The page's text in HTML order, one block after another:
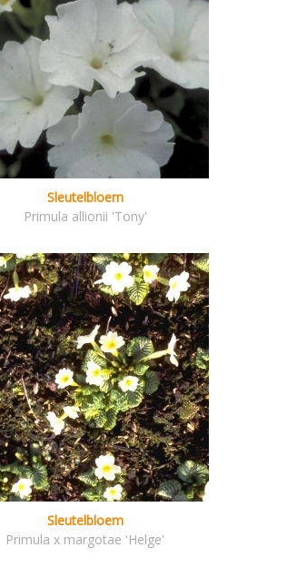
Sleutelbloem
Primula allionii 'Tony'
Sleutelbloem
Primula x margotae 'Helge'